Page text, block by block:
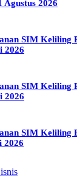
Agustus 2026
SIM Keliling
2026
SIM Keliling
2026
SIM Keliling
2026